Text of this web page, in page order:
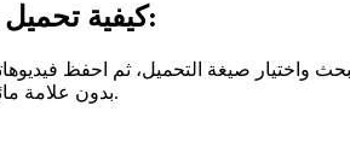
كيفية تحميل فيديو تيك توك:
MP4 عالية الجودة أو صوت (MP3) بدون علامة مائية.